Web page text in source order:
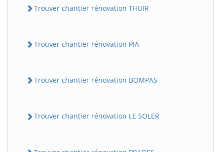
Trouver chantier rénovation THUIR
Trouver chantier rénovation PIA
Trouver chantier rénovation BOMPAS
Trouver chantier rénovation LE SOLER